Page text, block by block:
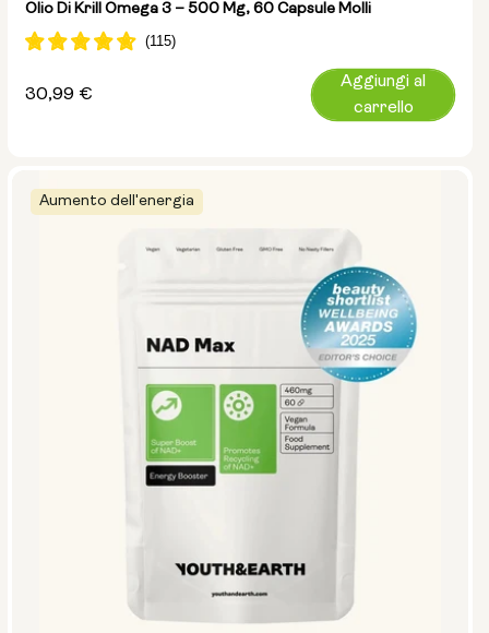
Olio Di Krill Omega 3 – 500 Mg, 60 Capsule Molli
Prezzo
30,99 €
Aggiungi al
carrello
Aumento dell'energia